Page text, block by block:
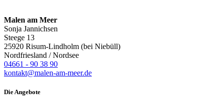
Malen am Meer
Sonja Jannichsen
Steege 13
25920 Risum-Lindholm (bei Niebüll)
Nordfriesland / Nordsee
04661 - 90 38 90
kontakt@malen-am-meer.de
Die Angebote